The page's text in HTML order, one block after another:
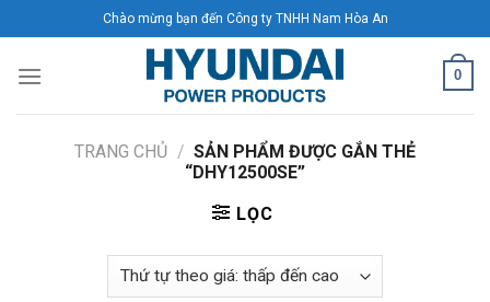
to
content
Chào mừng bạn đến Công ty TNHH Nam Hòa An
0
TRANG CHỦ / SẢN PHẨM ĐƯỢC GẮN THẺ
“DHY12500SE”
LỌC